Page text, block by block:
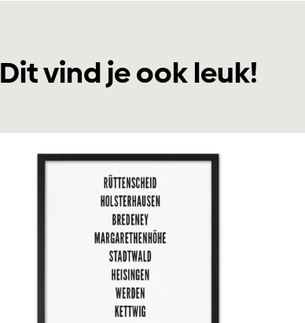
Dit vind je ook leuk!